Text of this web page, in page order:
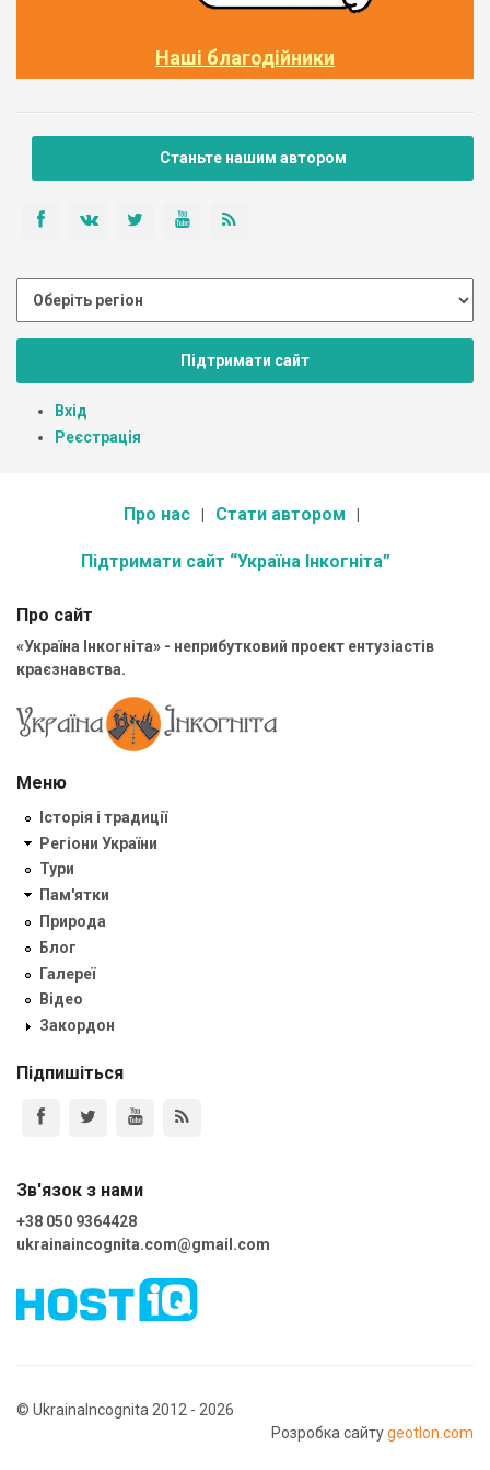
Наші благодійники
Станьте нашим автором
Підтримати сайт
Вхід
Реєстрація
Про нас Стати автором
Підтримати сайт “Україна Інкогніта”
Про сайт
«Україна Інкогніта» - неприбутковий проект ентузіастів
краєзнавства.
Меню
Історія і традиції
Регіони України
Тури
Пам'ятки
Природа
Блог
Галереї
Відео
Закордон
Підпишіться
Зв'язок з нами
+38 050 9364428
ukrainaincognita.com@gmail.com
© UkrainaIncognita 2012 - 2026
Розробка сайтуgeotlon.com